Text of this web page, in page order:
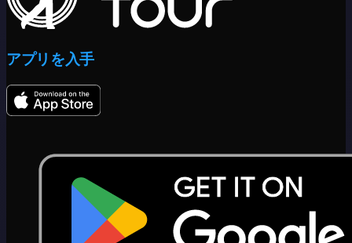
アプリを入手